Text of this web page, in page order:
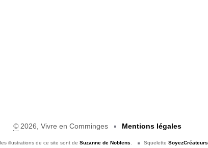
©2026, Vivre en Comminges Mentions légales
illustrations de ce site sont de Suzanne de Noblens. SqueletteSoyezCréateurs